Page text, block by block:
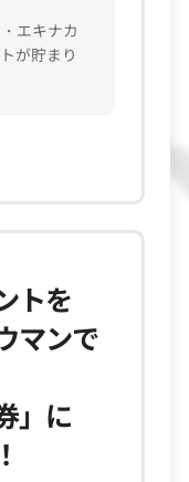
エキナカ
が貯まり
トを
マンで
」に